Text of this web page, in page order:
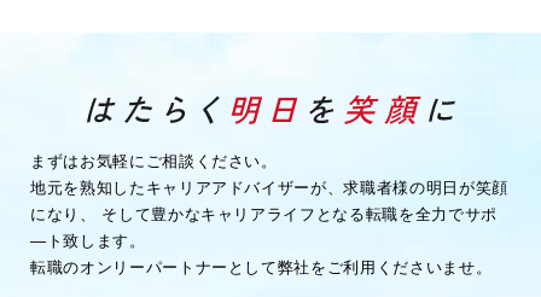
まずはお気軽にご相談ください。
地元を熟知したキャリアアドバイザーが、求職者様の明日が笑顔
になり、
そして豊かなキャリアライフとなる転職を全力でサポ
―ト致します。
転職のオンリーパートナーとして弊社をご利用くださいませ。